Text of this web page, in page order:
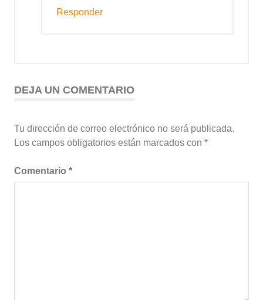
Responder
DEJA UN COMENTARIO
Tu dirección de correo electrónico no será publicada.
Los campos obligatorios están marcados con *
Comentario *